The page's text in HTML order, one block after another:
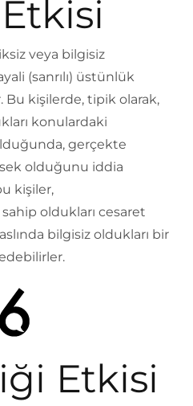
veya bilgisiz
(sanrılı) üstünlük
Bu kişilerde, tipik olarak,
konulardaki
gerçekte
olduğunu iddia
kişiler,
oldukları cesaret
bilgisiz oldukları bir
Etkisi